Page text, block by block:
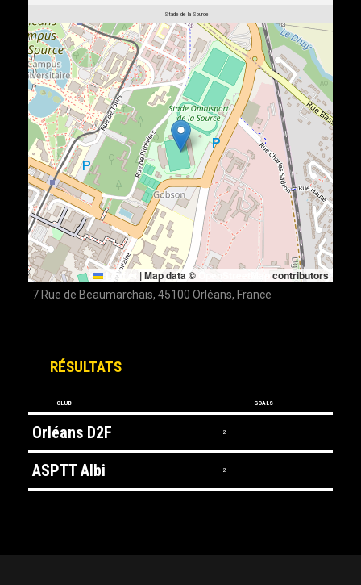
Stade de la Source
Leaflet |Map data © OpenStreetMap contributors
7 Rue de Beaumarchais, 45100 Orléans, France
RÉSULTATS
CLUB GOALS
Orléans D2F 2
ASPTT Albi 2